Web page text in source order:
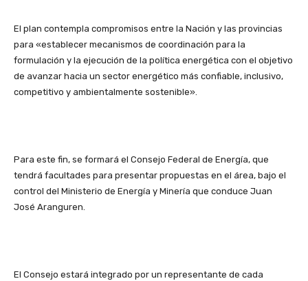
El plan contempla compromisos entre la Nación y las provincias
para «establecer mecanismos de coordinación para la
formulación y la ejecución de la política energética con el objetivo
de avanzar hacia un sector energético más confiable, inclusivo,
competitivo y ambientalmente sostenible».
Para este fin, se formará el Consejo Federal de Energía, que
tendrá facultades para presentar propuestas en el área, bajo el
control del Ministerio de Energía y Minería que conduce Juan
José Aranguren.
El Consejo estará integrado por un representante de cada